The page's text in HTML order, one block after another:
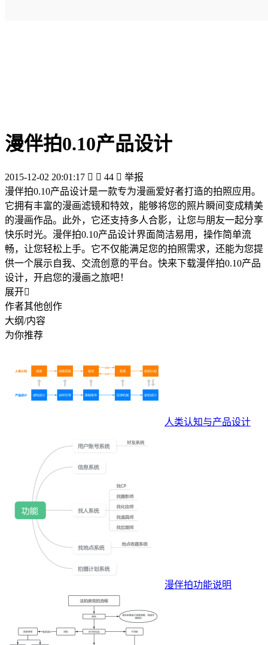
漫伴拍0.10产品设计
2015-12-02 20:01:17   44  举报
漫伴拍0.10产品设计是一款专为漫画爱好者打造的拍照应用。
它拥有丰富的漫画滤镜和特效，能够将您的照片瞬间变成精美
的漫画作品。此外，它还支持多人合影，让您与朋友一起分享
快乐时光。漫伴拍0.10产品设计界面简洁易用，操作简单流
畅，让您轻松上手。它不仅能满足您的拍照需求，还能为您提
供一个展示自我、交流创意的平台。快来下载漫伴拍0.10产品
设计，开启您的漫画之旅吧！
展开
作者其他创作
大纲/内容
为你推荐
人类认知与产品设计
漫伴拍功能说明